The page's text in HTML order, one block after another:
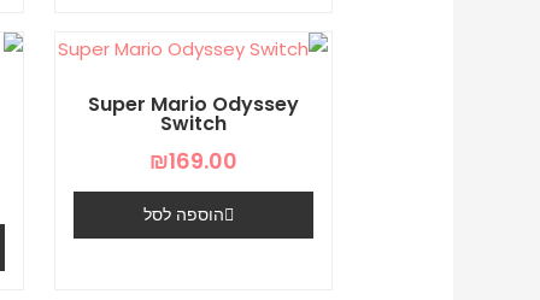
Super Mario Odyssey
Switch
₪169.00
הוספה לסל